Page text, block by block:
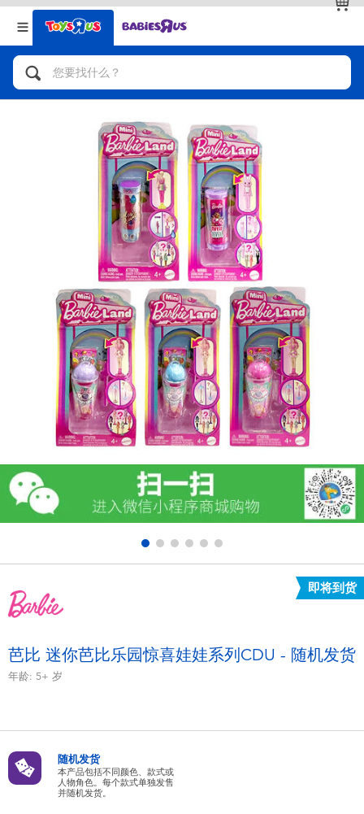
返回
分类目录
人气英雄，角色扮演，射击玩具
自行车，滑板车，骑乘车
拼砌组合及乐高LEGO
玩具车，货车，火车及遥控系列
手工艺，文具，蜡笔，泥胶，画板
娃娃，芭比，收藏公仔
电子玩具
游戏及拼图系列
益智学习玩具
户外及运动产品
模仿，化妆及造型系列
毛绒公仔玩具
电池
返回
品牌
查看全部
即将到货
芭比 迷你芭比乐园惊喜娃娃系列CDU - 随机发货
年龄: 5+ 岁
随机发货
本产品包括不同颜色、款式或
人物角色。每个款式单独发售
并随机发货。